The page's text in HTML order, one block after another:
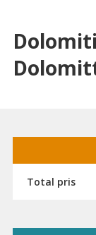
Total pris